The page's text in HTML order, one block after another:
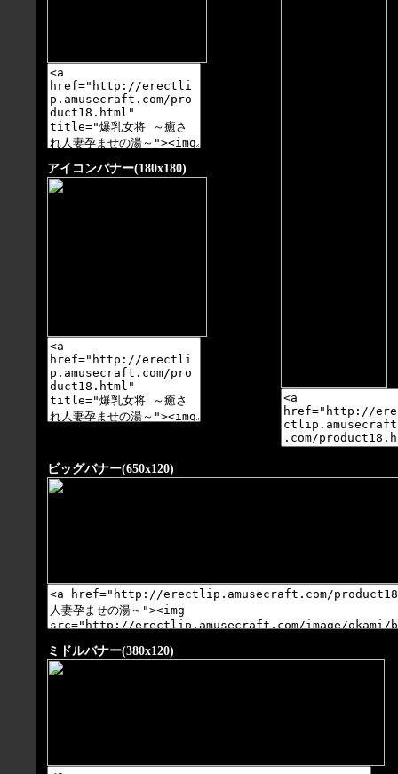
アイコンバナー(180x180)
ビッグバナー(650x120)
ミドルバナー(380x120)